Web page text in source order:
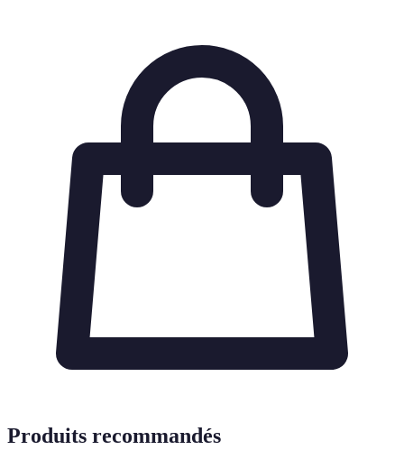
Produits recommandés